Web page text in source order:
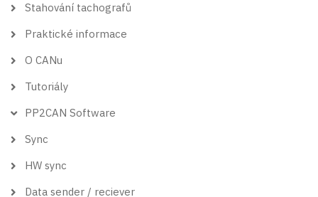
Stahování tachografů
Praktické informace
O CANu
Tutoriály
PP2CAN Software
Sync
HW sync
Data sender / reciever